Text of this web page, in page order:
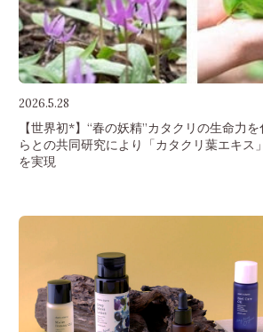
2026.5.28
【世界初*】“春の妖精”カタクリの生命力
らとの共同研究により「カタクリ葉エキス
を実現